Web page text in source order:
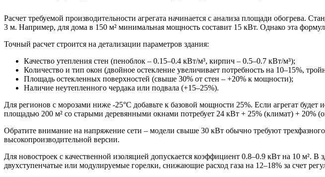
Расчет требуемой производительности агрегата начинается с анализа площади обогрева.
3 м. Например, для дома в 150 м² минимальная мощность составит 15 кВт. Однако эта
Точный расчет строится на детализации параметров здания:
Качество утепления стен (пеноблок – 0.15–0.4 кВт/м³, кирпич – 0.5–0.7 кВт/м³);
Количество и тип окон (двойное остекление увеличивает потребность на 10–15%,
Площадь остекленных поверхностей (свыше 30% от стен – +20% к мощности);
Наличие неутепленного чердака или подвала (+15–25%).
Для регионов с морозами ниже -25°C добавьте к базовой мощности 25%. Если агрегат
площадью 200 м² со старыми деревянными окнами потребует 24 кВт + 25% (климат) + 20%
Обратите внимание на напряжение сети – модели свыше 30 кВт обычно требуют
высокопроизводительной версии.
Для новостроек с качественной изоляцией допускается коэффициент 0.8–0.9 кВт на 10 м².
двухступенчатые или модулируемые горелки, снижающие расход газа на 12–18% за счет